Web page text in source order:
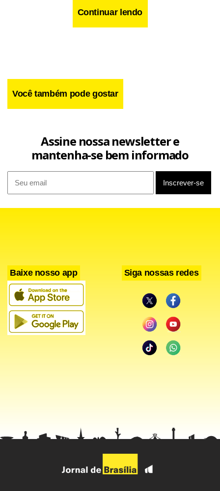
democrática de poder na história sangrenta do
Afeganistão. Muito depende do desenrolar das eleições:
em dezembro.
A eleição anterior, em 2009, foi marcada por fraudes. Com a
meta de prevenir uma repetição destes problemas, a
comissão eleitoral limitou o número de cédulas a 600 por
ponto de votação. Embora a comissão tenha acumulado
do Banco Mundial Ashraf Ghani e dois ex-ministros de
Relações Exteriores, Zalmai Rassoul and Abdullah Abdullah
Continuar lendo
Você também pode gostar
Assine nossa newsletter e
mantenha-se bem informado
Baixe nosso app Siga nossas redes